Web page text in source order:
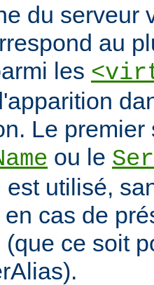
du serveur
au
les
Le
ou le
est utilisé,
cas de
ce soit